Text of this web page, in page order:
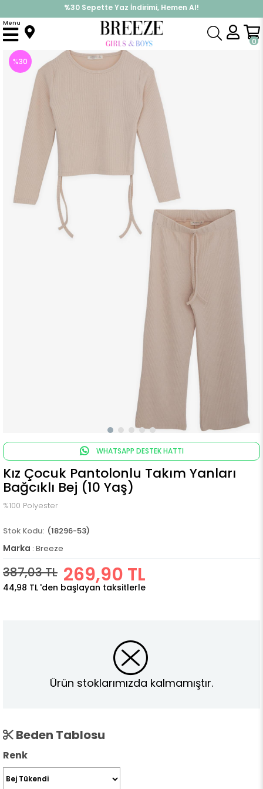
%30 Sepette Yaz İndirimi, Hemen Al!
İndirimlere ek %10 İndirimi Kap, Hemen Üye Ol!
0
Menu
Anasayfa Takımlar Eşofman Takımı Kız Çocuk Pantolonlu Takım Yanları Bağcıklı Bej (10 Yaş)
%30
WHATSAPP DESTEK HATTI
Kız Çocuk Pantolonlu Takım Yanları
Bağcıklı Bej (10 Yaş)
%100 Polyester
(18296-53)
Marka : Breeze
387,03 TL 269,90 TL
44,98 TL 'den başlayan taksitlerle
Ürün stoklarımızda kalmamıştır.
Beden Tablosu
Renk